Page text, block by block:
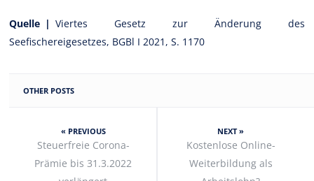
Quelle | Viertes Gesetz zur Änderung des
Seefischereigesetzes, BGBl I 2021, S. 1170
OTHER POSTS
« PREVIOUS
Steuerfreie Corona-
Prämie bis 31.3.2022
NEXT »
Kostenlose Online-
Weiterbildung als